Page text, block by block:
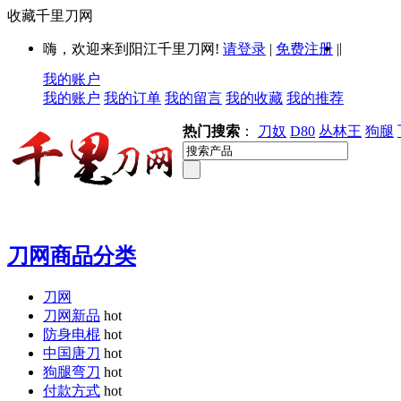
收藏千里刀网
嗨，欢迎来到阳江千里刀网! 请登录 | 免费注册 ||
我的账户
我的账户 我的订单 我的留言 我的收藏 我的推荐
热门搜索 ： 刀奴 D80 丛林王 狗腿
刀网商品分类
刀网
刀网新品 hot
防身电棍 hot
中国唐刀 hot
狗腿弯刀 hot
付款方式 hot